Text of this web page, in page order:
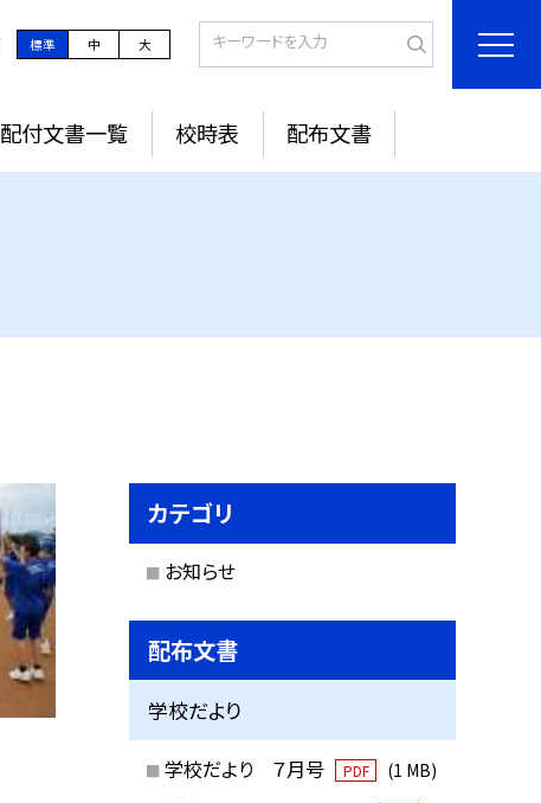
標準 中 大
配付文書一覧 校時表 配布文書
カテゴリ
お知らせ
配布文書
学校だより
学校だより ７月号 PDF (1 MB)